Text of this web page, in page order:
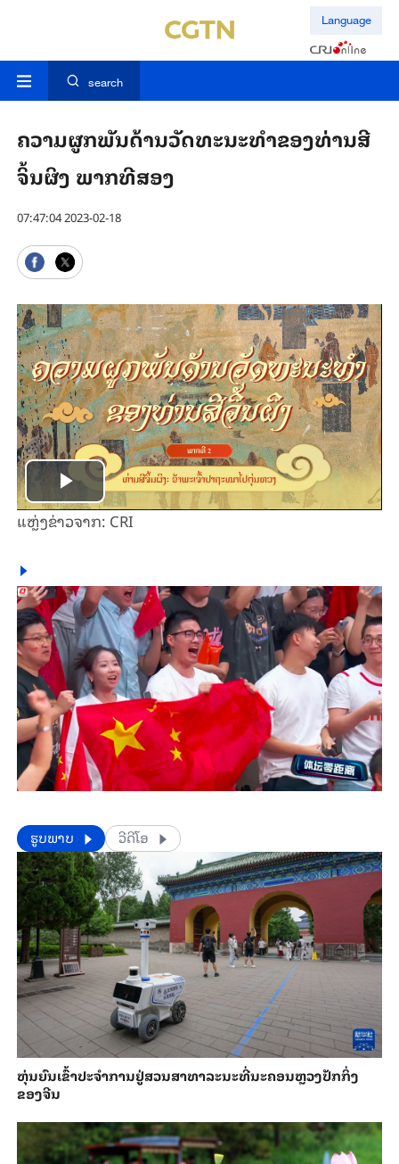
Language
search
ຄວາມຜູກພັນດ້ານວັດທະນະທຳຂອງທ່ານສີ
ຈິ້ນຜິງ ພາກທີສອງ
07:47:04 2023-02-18
Play
ແຫຼ່ງ​ຂ່າວ​ຈາກ: CRI
​​ຮູບພາບ ວີດີໂອ
​ຫຸ່ນ​ຍົນ​ເຂົ້າ​ປະ​ຈຳ​ການ​ຢູ່​ສວນ​ສາ​ທາ​ລະ​ນະ​ທີ່​ນະ​ຄອນຫຼວງ​ປັກ​ກິ່ງ​
ຂອງ​ຈີນ